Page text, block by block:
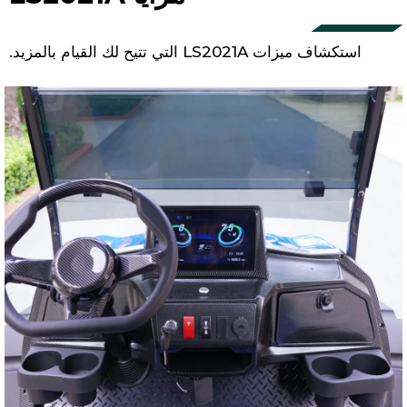
استكشاف ميزات LS2021A التي تتيح لك القيام بالمزيد.